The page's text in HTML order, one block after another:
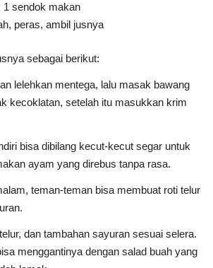
1 sendok makan
peras, ambil jusnya
sebagai berikut:
lelehkan mentega, lalu masak bawang
kecoklatan, setelah itu masukkan krim
bisa dibilang kecut-kecut segar untuk
ayam yang direbus tanpa rasa.
teman-teman bisa membuat roti telur
dan tambahan sayuran sesuai selera.
menggantinya dengan salad buah yang